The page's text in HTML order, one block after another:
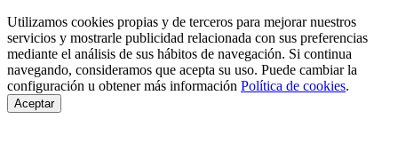
Utilizamos cookies propias y de terceros para mejorar nuestros
servicios y mostrarle publicidad relacionada con sus preferencias
mediante el análisis de sus hábitos de navegación. Si continua
navegando, consideramos que acepta su uso. Puede cambiar la
configuración u obtener más información Política de cookies.
Aceptar